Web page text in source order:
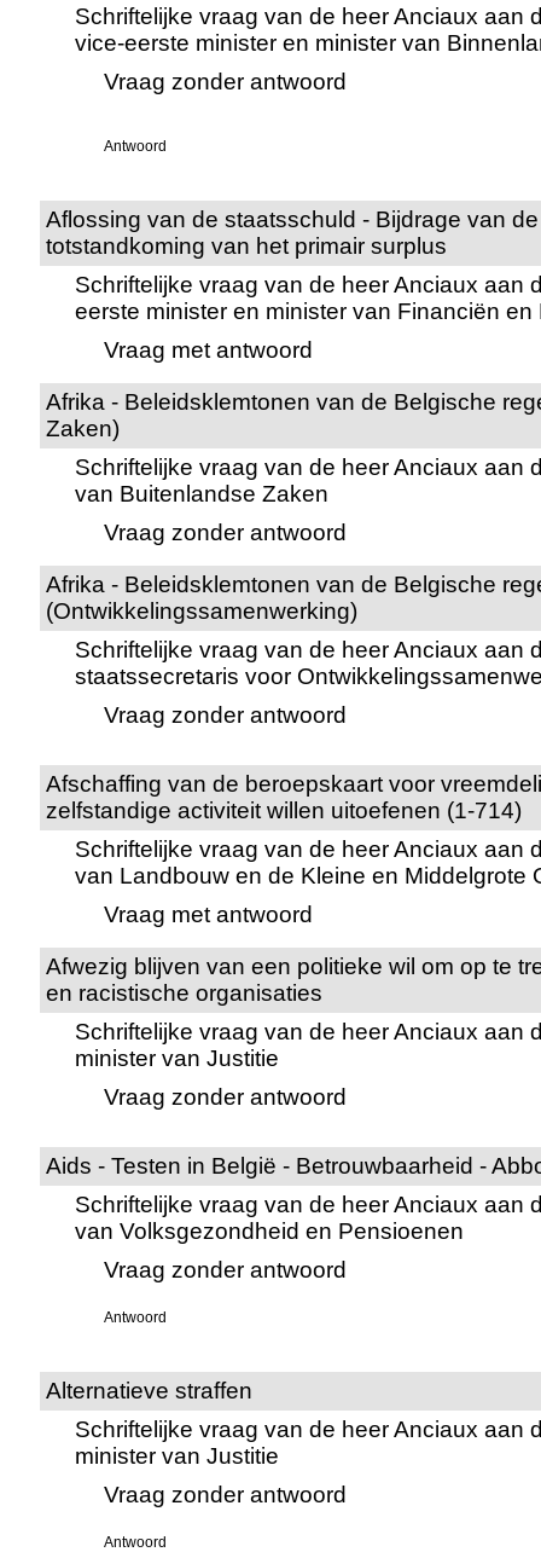
Schriftelijke vraag van de heer Anciaux aan
vice-eerste minister en minister van
Vraag zonder antwoord
Antwoord
Aflossing van de staatsschuld - Bijdrage van
totstandkoming van het primair surplus
Schriftelijke vraag van de heer Anciaux aan
eerste minister en minister van Financiën
Vraag met antwoord
Afrika - Beleidsklemtonen van de Belgische
Zaken)
Schriftelijke vraag van de heer Anciaux aan
van Buitenlandse Zaken
Vraag zonder antwoord
Afrika - Beleidsklemtonen van de Belgische
(Ontwikkelingssamenwerking)
Schriftelijke vraag van de heer Anciaux aan
staatssecretaris voor
Vraag zonder antwoord
Afschaffing van de beroepskaart voor
zelfstandige activiteit willen uitoefenen (1-714)
Schriftelijke vraag van de heer Anciaux aan
van Landbouw en de Kleine en Middelgrote
Vraag met antwoord
Afwezig blijven van een politieke wil om op te
en racistische organisaties
Schriftelijke vraag van de heer Anciaux aan
minister van Justitie
Vraag zonder antwoord
Aids - Testen in België - Betrouwbaarheid -
Schriftelijke vraag van de heer Anciaux aan
van Volksgezondheid en Pensioenen
Vraag zonder antwoord
Antwoord
Alternatieve straffen
Schriftelijke vraag van de heer Anciaux aan
minister van Justitie
Vraag zonder antwoord
Antwoord